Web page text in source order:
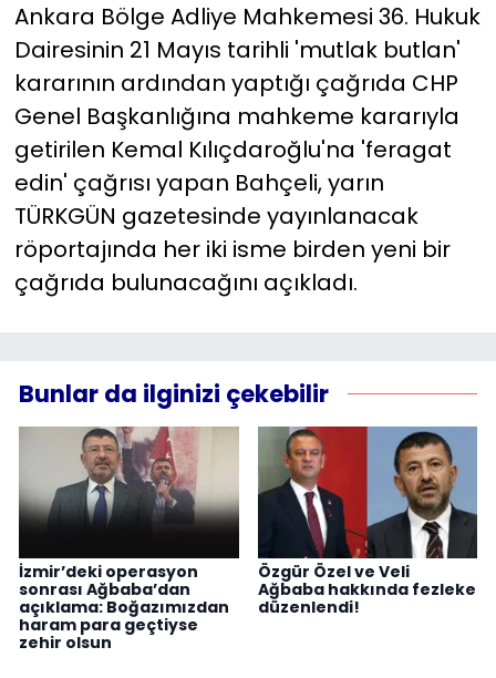
Ankara Bölge Adliye Mahkemesi 36. Hukuk
Dairesinin 21 Mayıs tarihli 'mutlak butlan'
kararının ardından yaptığı çağrıda CHP
Genel Başkanlığına mahkeme kararıyla
getirilen Kemal Kılıçdaroğlu'na 'feragat
edin' çağrısı yapan Bahçeli, yarın
TÜRKGÜN gazetesinde yayınlanacak
röportajında her iki isme birden yeni bir
çağrıda bulunacağını açıkladı.
Bunlar da ilginizi çekebilir
İzmir’deki operasyon
sonrası Ağbaba’dan
açıklama: Boğazımızdan
haram para geçtiyse
zehir olsun
Özgür Özel ve Veli
Ağbaba hakkında fezleke
düzenlendi!